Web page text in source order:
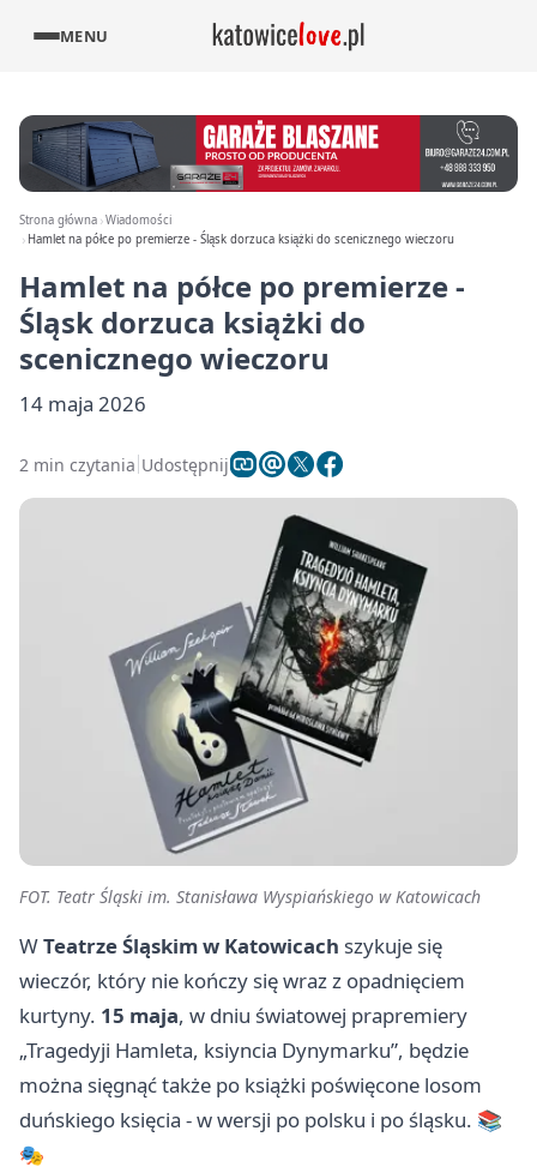
MENU
Strona główna Wiadomości
Hamlet na półce po premierze - Śląsk dorzuca książki do scenicznego wieczoru
Hamlet na półce po premierze -
Śląsk dorzuca książki do
scenicznego wieczoru
14 maja 2026
2 min czytania Udostępnij
FOT. Teatr Śląski im. Stanisława Wyspiańskiego w Katowicach
WTeatrze Śląskim w Katowicach szykuje się
wieczór, który nie kończy się wraz z opadnięciem
kurtyny. 15 maja, w dniu światowej prapremiery
„Tragedyji Hamleta, ksiyncia Dynymarku”, będzie
można sięgnąć także po książki poświęcone losom
duńskiego księcia - w wersji po polsku i po śląsku. 📚
🎭